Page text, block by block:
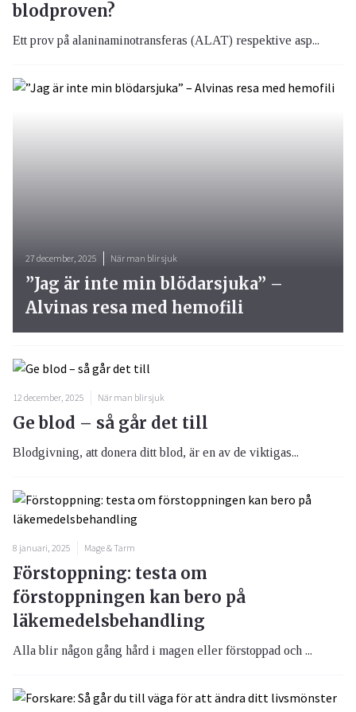
blodproven?
Ett prov på alaninaminotransferas (ALAT) respektive asp...
27 december, 2025 När man blir sjuk
”Jag är inte min blödarsjuka” –
Alvinas resa med hemofili
12 december, 2025 När man blir sjuk
Ge blod – så går det till
Blodgivning, att donera ditt blod, är en av de viktigas...
8 januari, 2025 Mage & Tarm
Förstoppning: testa om
förstoppningen kan bero på
läkemedelsbehandling
Alla blir någon gång hård i magen eller förstoppad och ...